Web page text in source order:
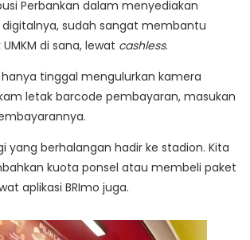
Perbankan dalam menyediakan
digitalnya, sudah sangat membantu
di sana, lewat cashless.
hanya tinggal mengulurkan kamera
letak barcode pembayaran, masukan
yang berhalangan hadir ke stadion. Kita
kuota ponsel atau membeli paket
aplikasi BRImo juga.